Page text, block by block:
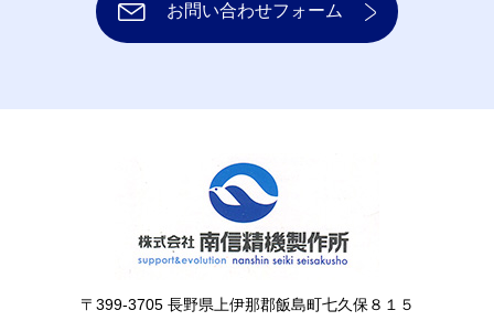
お問い合わせフォーム
〒399-3705 長野県上伊那郡飯島町七久保８１５